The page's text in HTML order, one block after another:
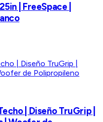
| FreeSpace |
| Diseño TruGrip |